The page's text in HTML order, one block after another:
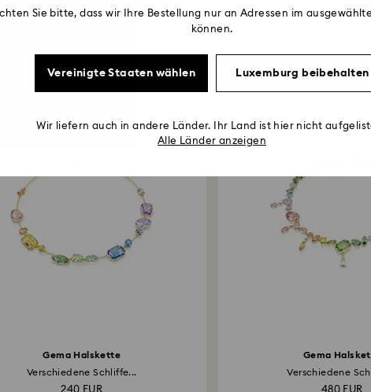
Vorschläge für Sie
Gema Halskette
Verschiedene Schliffe...
Gema
Verschiedene
Sie bitte, dass wir Ihre Bestellung nur an Adressen im
können.
Vereinigte Staaten wählen Luxemburg beibehalten
Wir liefern auch in andere Länder. Ihr Land ist hier nicht
Alle Länder anzeigen